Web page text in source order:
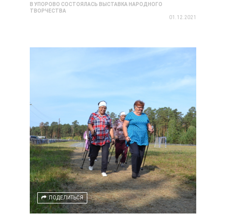
В УПОРОВО СОСТОЯЛАСЬ ВЫСТАВКА НАРОДНОГО
ТВОРЧЕСТВА
01.12.2021
ПОДЕЛИТЬСЯ